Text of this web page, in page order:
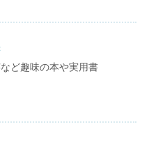
ど趣味の本や実用書